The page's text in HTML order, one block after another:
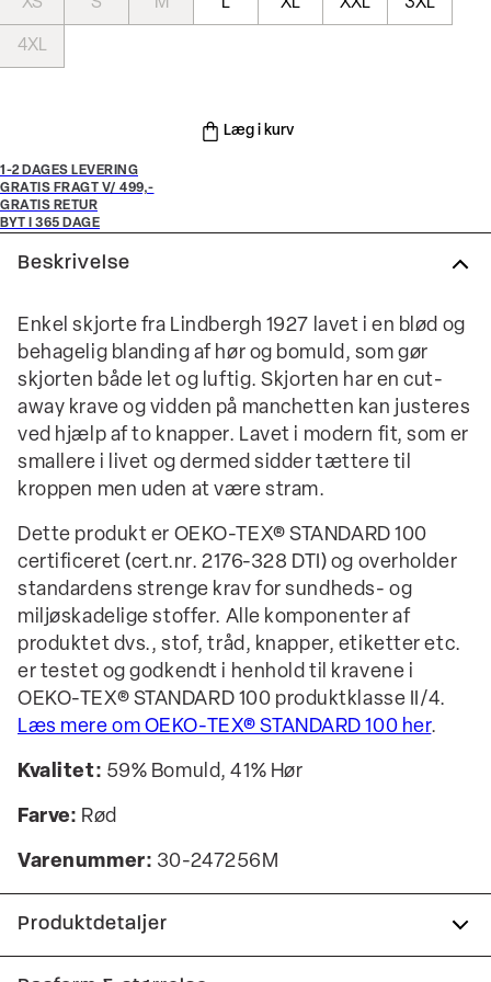
4XL
Læg i kurv
1-2 DAGES LEVERING
GRATIS FRAGT V/ 499,-
GRATIS RETUR
BYT I 365 DAGE
Beskrivelse
Enkel skjorte fra Lindbergh 1927 lavet i en blød og
behagelig blanding af hør og bomuld, som gør
skjorten både let og luftig. Skjorten har en cut-
away krave og vidden på manchetten kan justeres
ved hjælp af to knapper. Lavet i modern fit, som er
smallere i livet og dermed sidder tættere til
kroppen men uden at være stram.
Dette produkt er OEKO-TEX® STANDARD 100
certificeret (cert.nr. 2176-328 DTI) og overholder
standardens strenge krav for sundheds- og
miljøskadelige stoffer. Alle komponenter af
produktet dvs., stof, tråd, knapper, etiketter etc.
er testet og godkendt i henhold til kravene i
OEKO-TEX® STANDARD 100 produktklasse II/4.
Læs mere om OEKO-TEX® STANDARD 100 her.
Kvalitet: 59% Bomuld, 41% Hør
Farve: Rød
Varenummer: 30-247256M
Produktdetaljer